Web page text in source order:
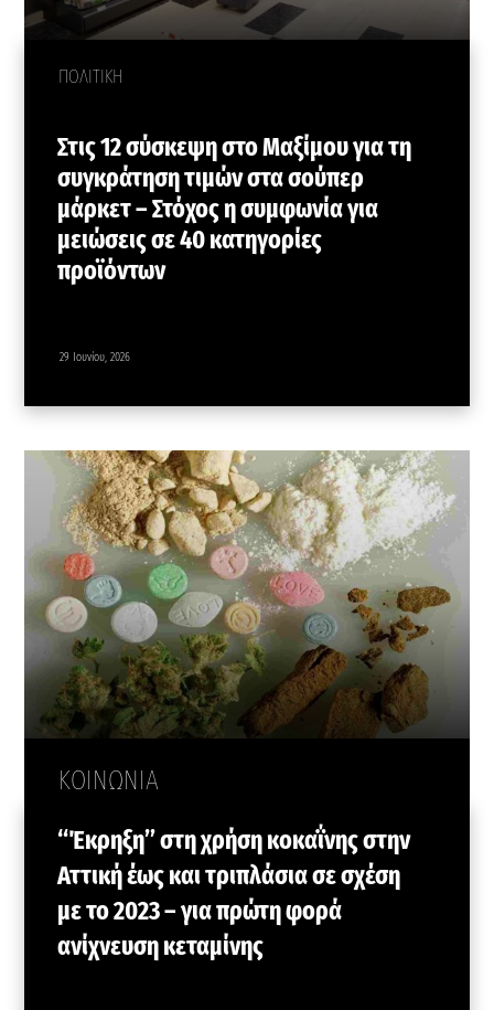
ΠΟΛΙΤΙΚΗ
Στις 12 σύσκεψη στο Μαξίμου για τη
συγκράτηση τιμών στα σούπερ
μάρκετ – Στόχος η συμφωνία για
μειώσεις σε 40 κατηγορίες
προϊόντων
29 Ιουνίου, 2026
ΚΟΙΝΩΝΙΑ
“Έκρηξη” στη χρήση κοκαΐνης στην
Αττική έως και τριπλάσια σε σχέση
με το 2023 – για πρώτη φορά
ανίχνευση κεταμίνης